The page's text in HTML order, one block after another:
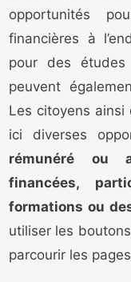
opportunités
financières à
pour des études
peuvent
Les citoyens ainsi
ici diverses
rémunéré ou
financées,
formations ou
utiliser les
parcourir les